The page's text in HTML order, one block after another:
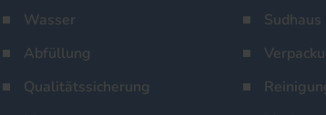
Wasser Sudhaus
Abfüllung
Qualitätssicherung